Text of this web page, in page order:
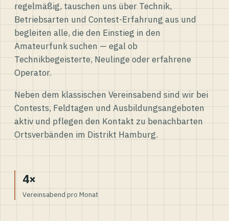
regelmäßig, tauschen uns über Technik,
Betriebsarten und Contest-Erfahrung aus und
begleiten alle, die den Einstieg in den
Amateurfunk suchen — egal ob
Technikbegeisterte, Neulinge oder erfahrene
Operator.
Neben dem klassischen Vereinsabend sind wir bei
Contests, Feldtagen und Ausbildungsangeboten
aktiv und pflegen den Kontakt zu benachbarten
Ortsverbänden im Distrikt Hamburg.
4×
Vereinsabend pro Monat